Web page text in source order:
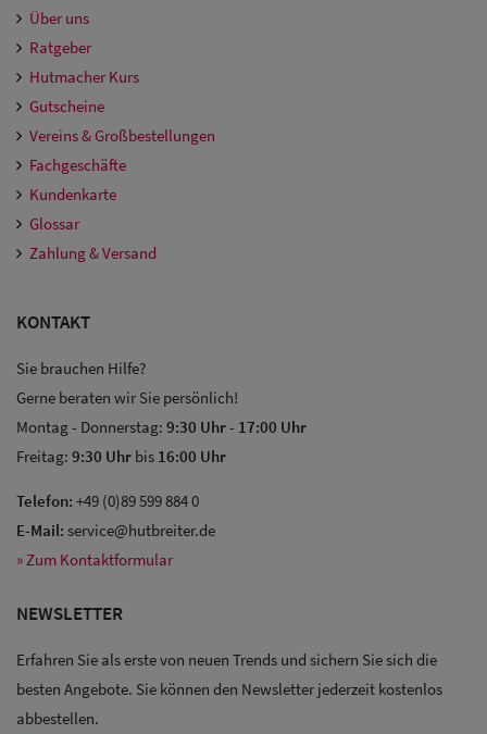
Sale: Caps
Baseball
Caps
Sale:
Über uns
Ratgeber
Hutmacher Kurs
Gutscheine
Vereins & Großbestellungen
Fachgeschäfte
Kundenkarte
Glossar
Zahlung & Versand
KONTAKT
Sie brauchen Hilfe?
Gerne beraten wir Sie persönlich!
Montag - Donnerstag: 9:30 Uhr- 17:00 Uhr
Freitag: 9:30 Uhr bis 16:00 Uhr
Telefon: +49 (0)89 599 884 0
E-Mail: service@hutbreiter.de
» Zum Kontaktformular
NEWSLETTER
Erfahren Sie als erste von neuen Trends und sichern Sie sich die
besten Angebote. Sie können den Newsletter jederzeit kostenlos
abbestellen.